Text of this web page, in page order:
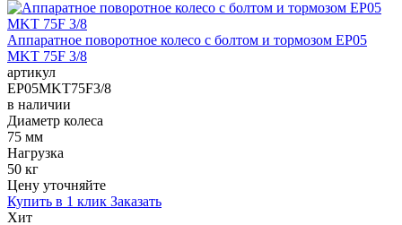
Аппаратное поворотное колесо с болтом и тормозом EP05
MKT 75F 3/8
артикул
EP05MKT75F3/8
в наличии
Диаметр колеса
75 мм
Нагрузка
50 кг
Цену уточняйте
Купить в 1 клик Заказать
Хит